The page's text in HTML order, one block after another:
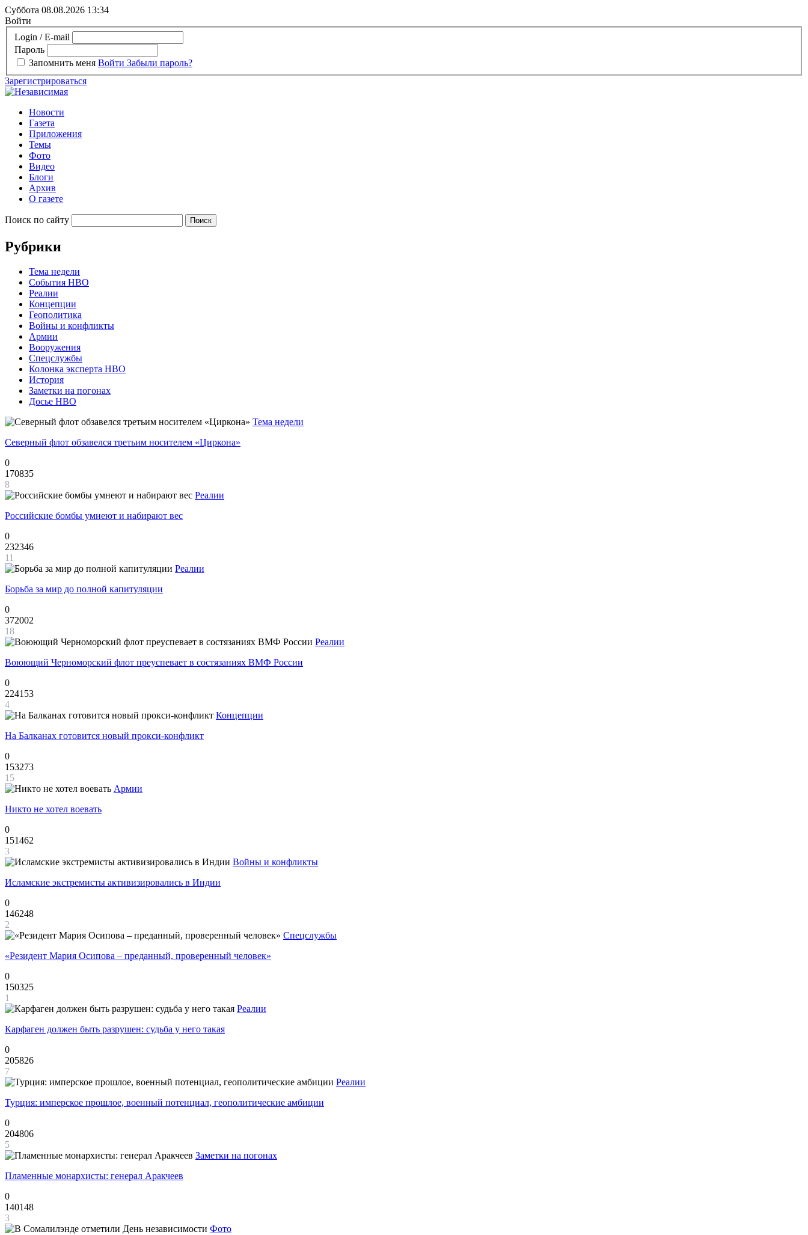
Суббота 08.08.2026 13:34
Войти
Login / E-mail
Пароль
Запомнить меня Войти Забыли пароль?
Зарегистрироваться
Новости
Газета
Приложения
Темы
Фото
Видео
Блоги
Архив
О газете
Поиск по сайту
Рубрики
Тема недели
События НВО
Реалии
Концепции
Геополитика
Войны и конфликты
Армии
Вооружения
Спецслужбы
Колонка эксперта НВО
История
Заметки на погонах
Досье НВО
Тема недели
Северный флот обзавелся третьим носителем «Циркона»
0
170835
8
Реалии
Российские бомбы умнеют и набирают вес
0
232346
11
Реалии
Борьба за мир до полной капитуляции
0
372002
18
Реалии
Воюющий Черноморский флот преуспевает в состязаниях ВМФ России
0
224153
4
Концепции
На Балканах готовится новый прокси-конфликт
0
153273
15
Армии
Никто не хотел воевать
0
151462
3
Войны и конфликты
Исламские экстремисты активизировались в Индии
0
146248
2
Спецслужбы
«Резидент Мария Осипова – преданный, проверенный человек»
0
150325
1
Реалии
Карфаген должен быть разрушен: судьба у него такая
0
205826
7
Реалии
Турция: имперское прошлое, военный потенциал, геополитические амбиции
0
204806
5
Заметки на погонах
Пламенные монархисты: генерал Аракчеев
0
140148
3
Фото